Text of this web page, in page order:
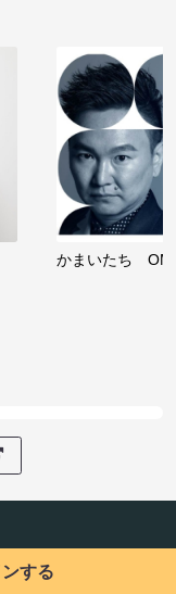
かまいたち
する